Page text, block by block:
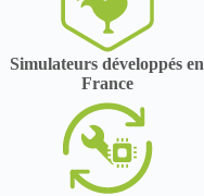
Simulateurs développés en
France